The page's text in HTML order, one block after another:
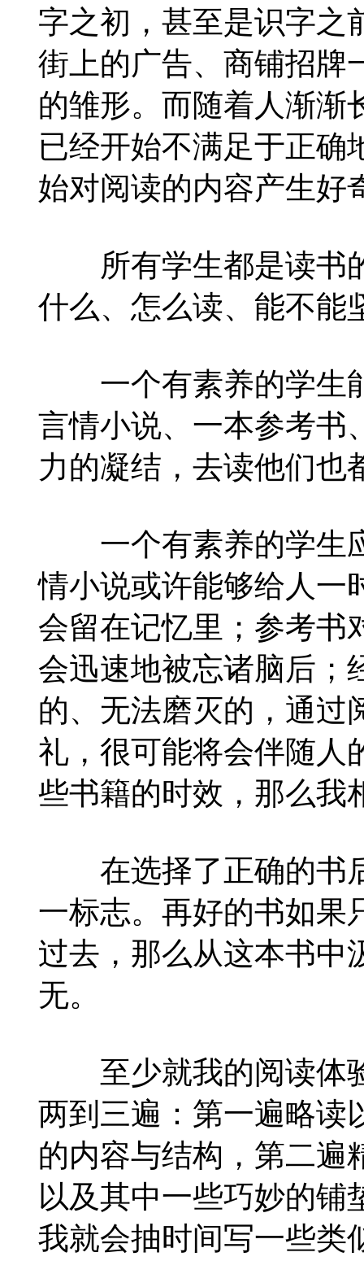
字之初，甚至是识字之
街上的广告、商铺招牌
的雏形。而随着人渐渐
已经开始不满足于正确
始对阅读的内容产生好
所有学生都是读书
什么、怎么读、能不能
一个有素养的学生
言情小说、一本参考书
力的凝结，去读他们也
一个有素养的学生
情小说或许能够给人一
会留在记忆里；参考书
会迅速地被忘诸脑后；
的、无法磨灭的，通过
礼，很可能将会伴随人
些书籍的时效，那么我
在选择了正确的书
一标志。再好的书如果
过去，那么从这本书中
无。
至少就我的阅读体
两到三遍：第一遍略读
的内容与结构，第二遍
以及其中一些巧妙的铺
我就会抽时间写一些类